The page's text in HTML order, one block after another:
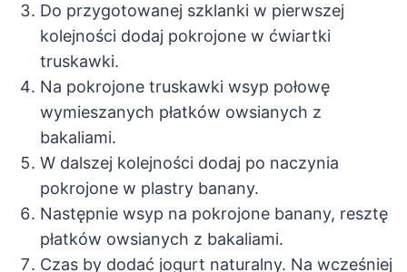
Do przygotowanej szklanki w pierwszej
kolejności dodaj pokrojone w ćwiartki
truskawki.
Na pokrojone truskawki wsyp połowę
wymieszanych płatków owsianych z
bakaliami.
W dalszej kolejności dodaj po naczynia
pokrojone w plastry banany.
Następnie wsyp na pokrojone banany, resztę
płatków owsianych z bakaliami.
Czas by dodać jogurt naturalny. Na wcześniej